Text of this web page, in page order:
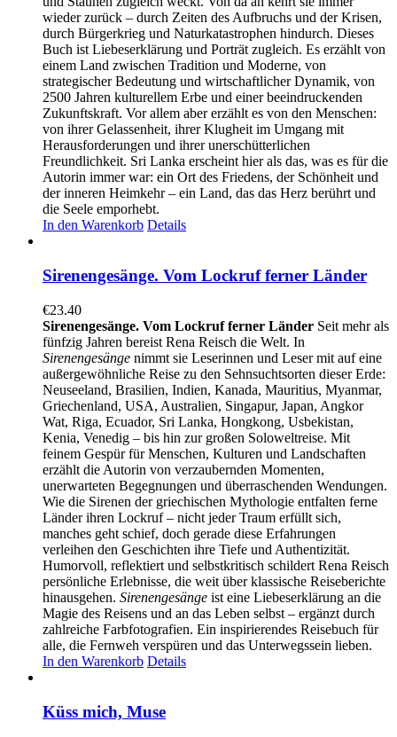
wieder zurück – durch Zeiten des Aufbruchs und der Krisen,
durch Bürgerkrieg und Naturkatastrophen hindurch. Dieses
Buch ist Liebeserklärung und Porträt zugleich. Es erzählt von
einem Land zwischen Tradition und Moderne, von
strategischer Bedeutung und wirtschaftlicher Dynamik, von
2500 Jahren kulturellem Erbe und einer beeindruckenden
Zukunftskraft. Vor allem aber erzählt es von den Menschen:
von ihrer Gelassenheit, ihrer Klugheit im Umgang mit
Herausforderungen und ihrer unerschütterlichen
Freundlichkeit. Sri Lanka erscheint hier als das, was es für die
Autorin immer war: ein Ort des Friedens, der Schönheit und
der inneren Heimkehr – ein Land, das das Herz berührt und
die Seele emporhebt.
In den Warenkorb Details
Sirenengesänge. Vom Lockruf ferner Länder
€23.40
Sirenengesänge. Vom Lockruf ferner Länder Seit mehr als
fünfzig Jahren bereist Rena Reisch die Welt. In
Sirenengesänge nimmt sie Leserinnen und Leser mit auf eine
außergewöhnliche Reise zu den Sehnsuchtsorten dieser Erde:
Neuseeland, Brasilien, Indien, Kanada, Mauritius, Myanmar,
Griechenland, USA, Australien, Singapur, Japan, Angkor
Wat, Riga, Ecuador, Sri Lanka, Hongkong, Usbekistan,
Kenia, Venedig – bis hin zur großen Soloweltreise. Mit
feinem Gespür für Menschen, Kulturen und Landschaften
erzählt die Autorin von verzaubernden Momenten,
unerwarteten Begegnungen und überraschenden Wendungen.
Wie die Sirenen der griechischen Mythologie entfalten ferne
Länder ihren Lockruf – nicht jeder Traum erfüllt sich,
manches geht schief, doch gerade diese Erfahrungen
verleihen den Geschichten ihre Tiefe und Authentizität.
Humorvoll, reflektiert und selbstkritisch schildert Rena Reisch
persönliche Erlebnisse, die weit über klassische Reiseberichte
hinausgehen. Sirenengesänge ist eine Liebeserklärung an die
Magie des Reisens und an das Leben selbst – ergänzt durch
zahlreiche Farbfotografien. Ein inspirierendes Reisebuch für
alle, die Fernweh verspüren und das Unterwegssein lieben.
In den Warenkorb Details
Küss mich, Muse